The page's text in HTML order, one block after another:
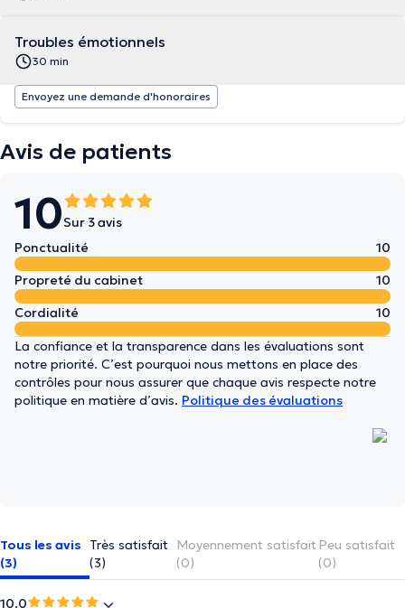
Troubles émotionnels
30 min
Envoyez une demande d'honoraires
Avis de patients
10Sur 3 avis
Ponctualité
10
Propreté du cabinet
10
Cordialité
10
La confiance et la transparence dans les évaluations sont
notre priorité. C’est pourquoi nous mettons en place des
contrôles pour nous assurer que chaque avis respecte notre
politique en matière d’avis. Politique des évaluations
Tous les avis
(3)
Très satisfait
(3)
Moyennement satisfait
(0)
Peu satisfait
(0)
10.0